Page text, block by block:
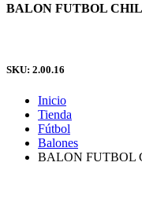
BALON FUTBOL
SKU: 2.00.16
Inicio
Tienda
Fútbol
Balones
BALON FUTBOL